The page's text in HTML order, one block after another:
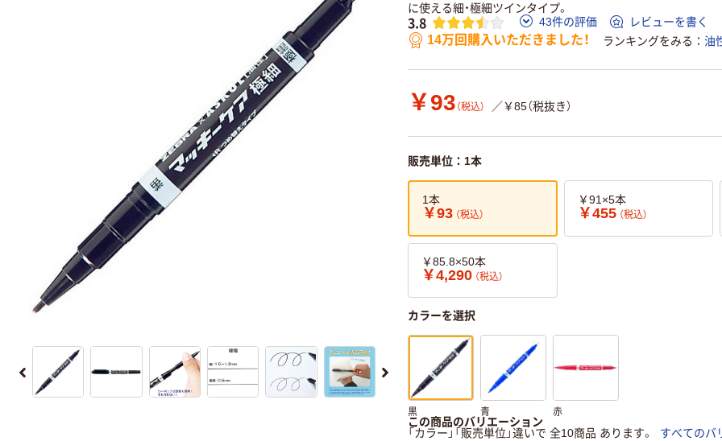
に使える細・極細ツインタイプ。
3.8 43件の評価 レビューを書く
14万回購入いただきました！ ランキングをみる 油
￥93 （税込） ／￥85（税抜き）
販売単位：1本
1本
￥93 （税込）
￥91×5本
￥455 （税込）
￥85.8×50本
￥4,290 （税込）
カラーを選択
黒 青 赤
この商品のバリエーション
「カラー」「販売単位」違いで 全10商品 あります。
すべてのバ